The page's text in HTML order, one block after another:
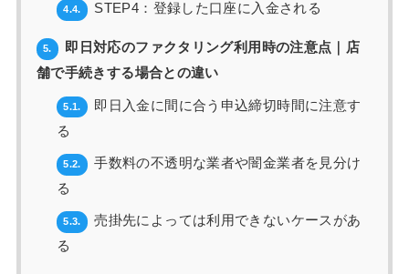
4.4. STEP4：登録した口座に入金される
5.
即日対応のファクタリング利用時の注意点｜店
舗で手続きする場合との違い
5.1.
即日入金に間に合う申込締切時間に注意す
る
5.2.
手数料の不透明な業者や闇金業者を見分け
る
5.3.
売掛先によっては利用できないケースがあ
る